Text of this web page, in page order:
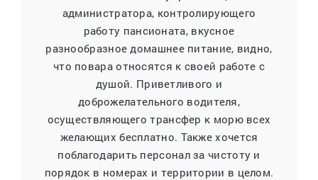
администратора, контролирующего
работу пансионата, вкусное
разнообразное домашнее питание, видно,
что повара относятся к своей работе с
душой. Приветливого и
доброжелательного водителя,
осуществляющего трансфер к морю всех
желающих бесплатно. Также хочется
поблагодарить персонал за чистоту и
порядок в номерах и территории в целом.